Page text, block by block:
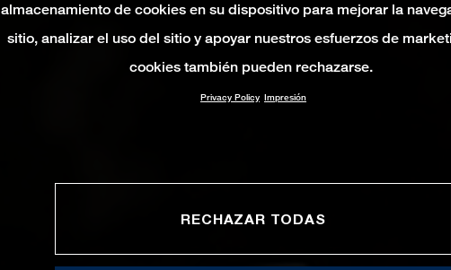
almacenamiento de cookies en su dispositivo para mejorar la
sitio, analizar el uso del sitio y apoyar nuestros esfuerzos de
cookies también pueden rechazarse.
Privacy Policy Impresión
RECHAZAR TODAS